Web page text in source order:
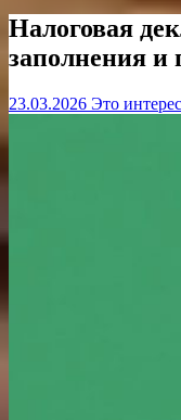
Налоговая
заполнения и
23.03.2026 Это